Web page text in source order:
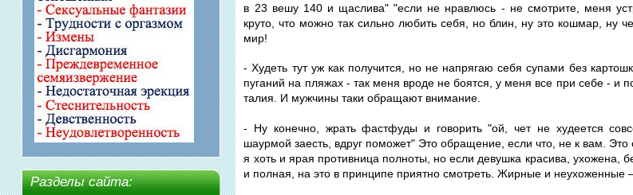
Разделы сайта:
в 23 вешу 140 и щаслива" "если не нравлюсь - не смотрите, меня
круто, что можно так сильно любить себя, но блин, ну это кошмар, ну
мир!
- Худеть тут уж как получится, но не напрягаю себя супами без
пуганий на пляжах - так меня вроде не боятся, у меня все при себе - и
талия. И мужчины таки обращают внимание.
- Ну конечно, жрать фастфуды и говорить "ой, чет не худеется
шаурмой заесть, вдруг поможет" Это обращение, если что, не к вам. Это
я хоть и ярая противница полноты, но если девушка красива, ухожена,
и полная, на это в принципе приятно смотреть. Жирные и неухоженные –